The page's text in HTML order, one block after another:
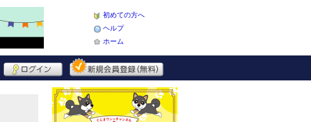
初めての方へ
ヘルプ
ホーム